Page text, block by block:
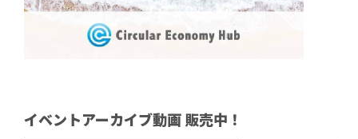
イベントアーカイブ動画 販売中！